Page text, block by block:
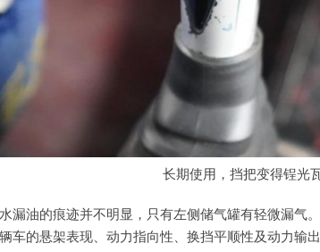
长期使用，挡把变得锃光
漏油的痕迹并不明显，只有左侧储气罐有轻微漏气
车的悬架表现、动力指向性、换挡平顺性及动力输出